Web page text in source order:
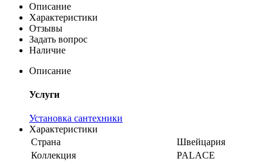
Описание
Характеристики
Отзывы
Задать вопрос
Наличие
Описание
Услуги
Установка сантехники
Характеристики
Страна
Швейцария
Коллекция
PALACE